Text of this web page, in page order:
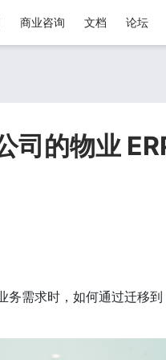
商业咨询 文档 论坛
司的物业
务需求时，如何通过迁移